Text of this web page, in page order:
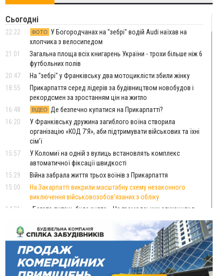
Сьогодні
22:22 ФОТО
У Богородчанах на "зебрі" водій Audi наїхав на
хлопчика з велосипедом
21:01
Загальна площа всіх книгарень України - трохи більше ніж 6
футбольних полів
20:47
На "зебрі" у Франківську два мотоциклісти збили жінку
18:55
Прикарпаття серед лідерів за будівництвом новобудов і
рекордсмен за зростанням цін на житло
16:48
ВІДЕО
Де безпечно купатися на Прикарпатті?
16:20
У Франківську дружина загиблого воїна створила
організацію «КОД 7'Я», аби підтримувати військових та їхні
сім'ї
15:57
У Коломиї на одній з вулиць встановлять комплекс
автоматичної фіксації швидкості
15:29
Війна забрала життя трьох воїнів з Прикарпаття
15:00
На Закарпатті викрили масштабну схему незаконного
виключення військовозобов’язаних з обліку
14:31
«Багато питань буде знято». На громадських слуханнях в
Яремче обговорили, як вирішити питання джипінгу в
Карпатах
13:54
5 «тихих» хвороб, які виявляє профілактичне обстеження
13:30
ФОТО На Надрічній тривають останні приготування до
нового руху